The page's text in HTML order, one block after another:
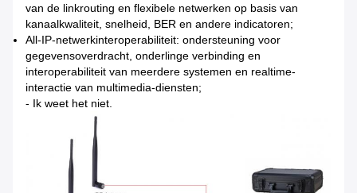
van de linkrouting en flexibele netwerken op basis van
kanaalkwaliteit, snelheid, BER en andere indicatoren;
All-IP-netwerkinteroperabiliteit: ondersteuning voor
gegevensoverdracht, onderlinge verbinding en
interoperabiliteit van meerdere systemen en realtime-
interactie van multimedia-diensten;
- Ik weet het niet.